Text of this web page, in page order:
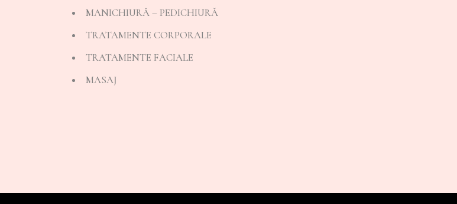
MANICHIURĂ – PEDICHIURĂ
TRATAMENTE CORPORALE
TRATAMENTE FACIALE
MASAJ